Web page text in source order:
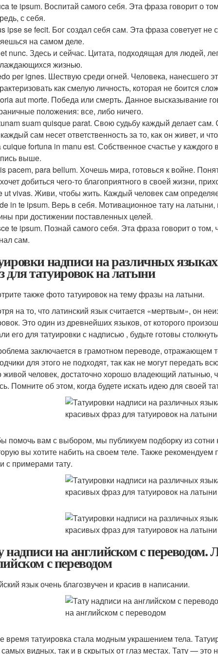
te ipsum. Воспитай самого себя. Эта фраза говорит о
с себя.
ipse se fecit. Бог создал себя сам. Эта фраза советует не
на самом деле.
nunc. Здесь и сейчас. Цитата, подходящая для людей,
жизнью.
per ignes. Шествую среди огней. Человека, нанесшего
как смелую личность, которая не боится
aut morte. Победа или смерть. Данное высказывание
положения: все, либо ничего.
suam quisque parat. Свою судьбу каждый делает
сам несет ответственность за то, как он живет, и
cuique fortuna in manu est. Собственное счастье у
выше.
pacem, para bellum. Хочешь мира, готовься к войне.
добиться чего-то благоприятного в своей жизни,
ut vivas. Живи, чтобы жить. Каждый человек сам
in te ipsum. Верь в себя. Мотивационное тату на латыни,
при достижении поставленных целей.
te ipsum. Познай самого себя. Эта фраза говорит о том,
сам.
надписи на различных
для татуировок на латыни
также фото татуировок на тему фразы на латыни.
на то, что латинский язык считается «мертвым», он
Это один из древнейших языков, от которого
его для татуировки с надписью , будьте готовы
заключается в грамотном переводе,
для этого не подходят, так как не могут передать
живой человек, достаточно хорошо владеющий
Помните об этом, когда будете искать идею для своей
помочь вам с выбором, мы публикуем подборку из
вы хотите набить на своем теле. Также
с примерами тату.
надписи на английском с переводом.
с переводом
язык очень благозвучен и красив в написании.
время татуировка стала модным украшением тела.
самых видных, так и в скрытых от глаз местах. Тату —